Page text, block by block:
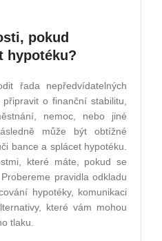
pokud
hypotéku?
řada nepředvídatelných
o finanční stabilitu,
nemoc, nebo jiné
může být obtížné
bance a splácet hypotéku.
které máte, pokud se
pravidla odkladu
hypotéky, komunikaci
které vám mohou
tlaku.